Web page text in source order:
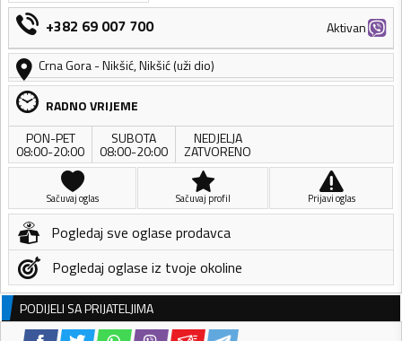
+382 69 007 700
Aktivan
Crna Gora-Nikšić,Nikšić (uži dio)
RADNO VRIJEME
PON-PET
08:00-20:00
SUBOTA
08:00-20:00
NEDJELJA
ZATVORENO
Sačuvaj oglas Sačuvaj profil Prijavi oglas
Pogledaj sve oglase prodavca
Pogledaj oglase iz tvoje okoline
PODIJELI SA PRIJATELJIMA